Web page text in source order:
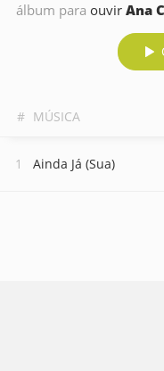
álbum para ouvir Ana
# MÚSICA
Ainda Já (Sua)